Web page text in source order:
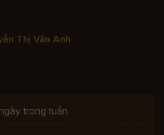
Thị Vân Anh
trong tuần